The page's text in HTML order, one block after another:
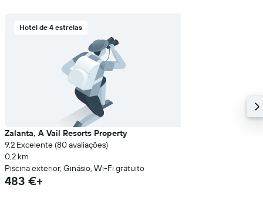
Hotel de 4 estrelas
Zalanta, A Vail Resorts Property
9.2 Excelente (80 avaliações)
0,2 km
Piscina exterior, Ginásio, Wi-Fi gratuito
483 €+